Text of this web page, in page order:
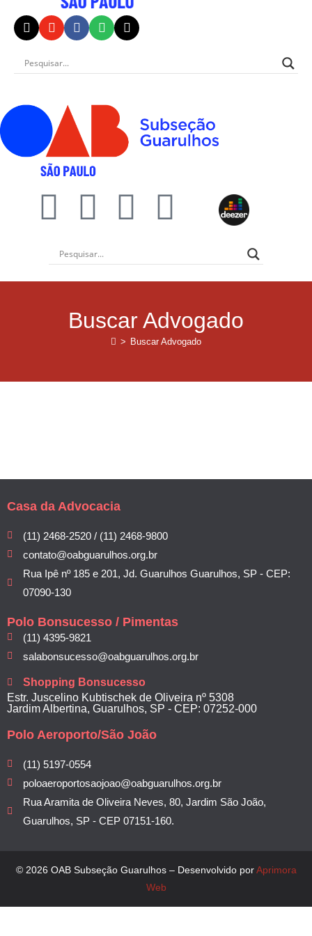
Buscar Advogado
> Buscar Advogado
Casa da Advocacia
(11) 2468-2520 / (11) 2468-9800
contato@oabguarulhos.org.br
Rua Ipê nº 185 e 201, Jd. Guarulhos Guarulhos, SP - CEP:
07090-130
Polo Bonsucesso / Pimentas
(11) 4395-9821
salabonsucesso@oabguarulhos.org.br
Shopping Bonsucesso
Estr. Juscelino Kubtischek de Oliveira nº 5308
Jardim Albertina, Guarulhos, SP - CEP: 07252-000
Polo Aeroporto/São João
(11) 5197-0554
poloaeroportosaojoao@oabguarulhos.org.br
Rua Aramita de Oliveira Neves, 80, Jardim São João,
Guarulhos, SP - CEP 07151-160.
© 2026 OAB Subseção Guarulhos – Desenvolvido porAprimora
Web